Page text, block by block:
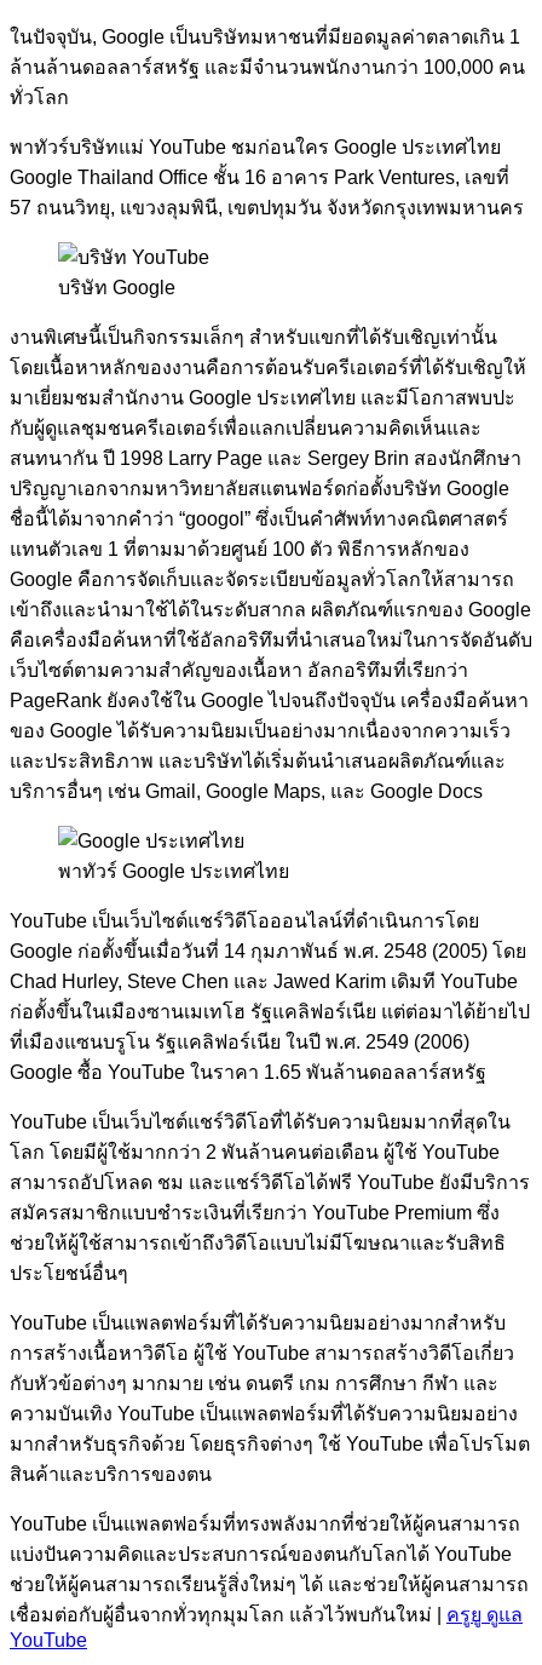
ในปัจจุบัน, Google เป็นบริษัทมหาชนที่มียอดมูลค่าตลาดเกิน 1
ล้านล้านดอลลาร์สหรัฐ และมีจำนวนพนักงานกว่า 100,000 คน
ทั่วโลก
พาทัวร์บริษัทแม่ YouTube ชมก่อนใคร Google ประเทศไทย
Google Thailand Office ชั้น 16 อาคาร Park Ventures, เลขที่
57 ถนนวิทยุ, แขวงลุมพินี, เขตปทุมวัน จังหวัดกรุงเทพมหานคร
บริษัท Google
งานพิเศษนี้เป็นกิจกรรมเล็กๆ สำหรับแขกที่ได้รับเชิญเท่านั้น
โดยเนื้อหาหลักของงานคือการต้อนรับครีเอเตอร์ที่ได้รับเชิญให้
มาเยี่ยมชมสำนักงาน Google ประเทศไทย และมีโอกาสพบปะ
กับผู้ดูแลชุมชนครีเอเตอร์เพื่อแลกเปลี่ยนความคิดเห็นและ
สนทนากัน ปี 1998 Larry Page และ Sergey Brin สองนักศึกษา
ปริญญาเอกจากมหาวิทยาลัยสแตนฟอร์ดก่อตั้งบริษัท Google
ชื่อนี้ได้มาจากคำว่า “googol” ซึ่งเป็นคำศัพท์ทางคณิตศาสตร์
แทนตัวเลข 1 ที่ตามมาด้วยศูนย์ 100 ตัว พิธีการหลักของ
Google คือการจัดเก็บและจัดระเบียบข้อมูลทั่วโลกให้สามารถ
เข้าถึงและนำมาใช้ได้ในระดับสากล ผลิตภัณฑ์แรกของ Google
คือเครื่องมือค้นหาที่ใช้อัลกอริทึมที่นำเสนอใหม่ในการจัดอันดับ
เว็บไซต์ตามความสำคัญของเนื้อหา อัลกอริทึมที่เรียกว่า
PageRank ยังคงใช้ใน Google ไปจนถึงปัจจุบัน เครื่องมือค้นหา
ของ Google ได้รับความนิยมเป็นอย่างมากเนื่องจากความเร็ว
และประสิทธิภาพ และบริษัทได้เริ่มต้นนำเสนอผลิตภัณฑ์และ
บริการอื่นๆ เช่น Gmail, Google Maps, และ Google Docs
พาทัวร์ Google ประเทศไทย
YouTube เป็นเว็บไซต์แชร์วิดีโอออนไลน์ที่ดำเนินการโดย
Google ก่อตั้งขึ้นเมื่อวันที่ 14 กุมภาพันธ์ พ.ศ. 2548 (2005) โดย
Chad Hurley, Steve Chen และ Jawed Karim เดิมที YouTube
ก่อตั้งขึ้นในเมืองซานเมเทโฮ รัฐแคลิฟอร์เนีย แต่ต่อมาได้ย้ายไป
ที่เมืองแซนบรูโน รัฐแคลิฟอร์เนีย ในปี พ.ศ. 2549 (2006)
Google ซื้อ YouTube ในราคา 1.65 พันล้านดอลลาร์สหรัฐ
YouTube เป็นเว็บไซต์แชร์วิดีโอที่ได้รับความนิยมมากที่สุดใน
โลก โดยมีผู้ใช้มากกว่า 2 พันล้านคนต่อเดือน ผู้ใช้ YouTube
สามารถอัปโหลด ชม และแชร์วิดีโอได้ฟรี YouTube ยังมีบริการ
สมัครสมาชิกแบบชำระเงินที่เรียกว่า YouTube Premium ซึ่ง
ช่วยให้ผู้ใช้สามารถเข้าถึงวิดีโอแบบไม่มีโฆษณาและรับสิทธิ
ประโยชน์อื่นๆ
YouTube เป็นแพลตฟอร์มที่ได้รับความนิยมอย่างมากสำหรับ
การสร้างเนื้อหาวิดีโอ ผู้ใช้ YouTube สามารถสร้างวิดีโอเกี่ยว
กับหัวข้อต่างๆ มากมาย เช่น ดนตรี เกม การศึกษา กีฬา และ
ความบันเทิง YouTube เป็นแพลตฟอร์มที่ได้รับความนิยมอย่าง
มากสำหรับธุรกิจด้วย โดยธุรกิจต่างๆ ใช้ YouTube เพื่อโปรโมต
สินค้าและบริการของตน
YouTube เป็นแพลตฟอร์มที่ทรงพลังมากที่ช่วยให้ผู้คนสามารถ
แบ่งปันความคิดและประสบการณ์ของตนกับโลกได้ YouTube
ช่วยให้ผู้คนสามารถเรียนรู้สิ่งใหม่ๆ ได้ และช่วยให้ผู้คนสามารถ
เชื่อมต่อกับผู้อื่นจากทั่วทุกมุมโลก แล้วไว้พบกันใหม่ | ครูยู ดูแล
YouTube